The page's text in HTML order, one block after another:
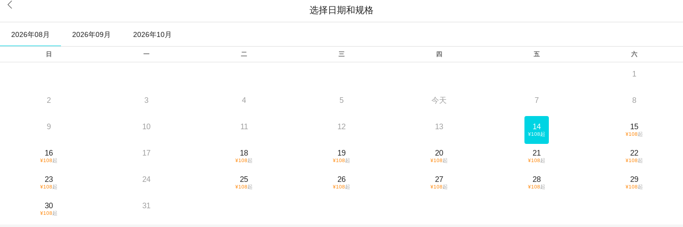

选择日期和规格
2026年08月 2026年09月 2026年10月
日 一 二 三 四 五 六
1
2 3 4 5 今天 7 8
9 10 11 12 13 14
¥108起
15
¥108起
16
¥108起
17 18
¥108起
19
¥108起
20
¥108起
21
¥108起
22
¥108起
23
¥108起
24 25
¥108起
26
¥108起
27
¥108起
28
¥108起
29
¥108起
30
¥108起
31